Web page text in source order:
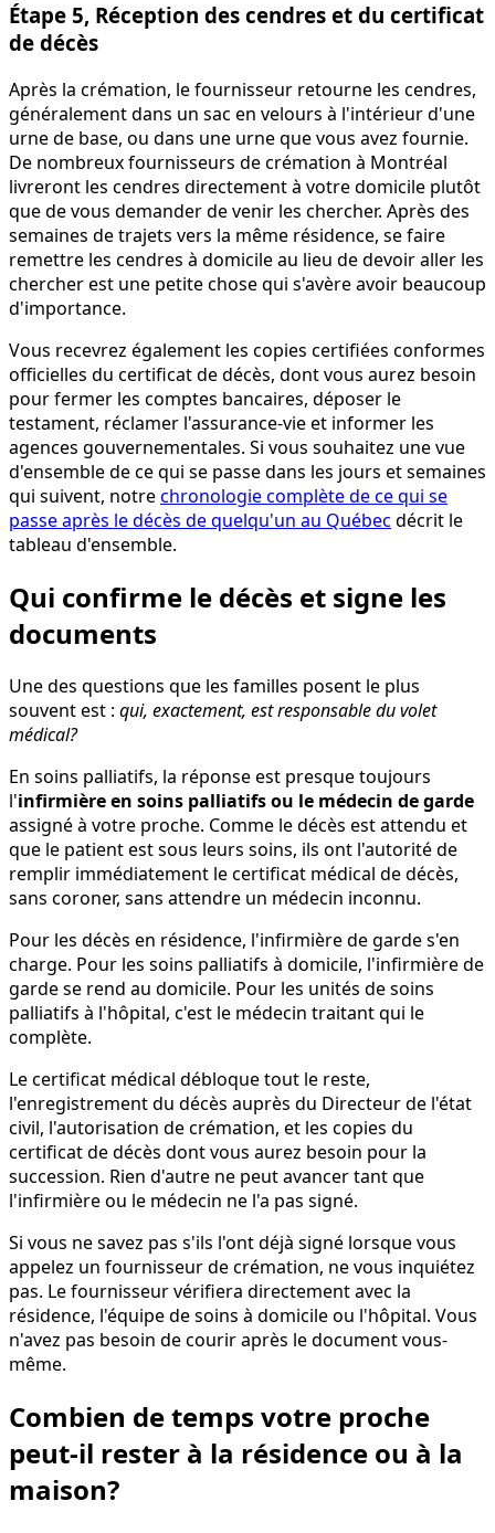
Étape 5, Réception des cendres et du certificat
de décès
Après la crémation, le fournisseur retourne les cendres,
généralement dans un sac en velours à l'intérieur d'une
urne de base, ou dans une urne que vous avez fournie.
De nombreux fournisseurs de crémation à Montréal
livreront les cendres directement à votre domicile plutôt
que de vous demander de venir les chercher. Après des
semaines de trajets vers la même résidence, se faire
remettre les cendres à domicile au lieu de devoir aller les
chercher est une petite chose qui s'avère avoir beaucoup
d'importance.
Vous recevrez également les copies certifiées conformes
officielles du certificat de décès, dont vous aurez besoin
pour fermer les comptes bancaires, déposer le
testament, réclamer l'assurance-vie et informer les
agences gouvernementales. Si vous souhaitez une vue
d'ensemble de ce qui se passe dans les jours et semaines
qui suivent, notrechronologie complète de ce qui se
passe après le décès de quelqu'un au Québec décrit le
tableau d'ensemble.
Qui confirme le décès et signe les
documents
Une des questions que les familles posent le plus
souvent est : qui, exactement, est responsable du volet
médical?
En soins palliatifs, la réponse est presque toujours
l'infirmière en soins palliatifs ou le médecin de garde
assigné à votre proche. Comme le décès est attendu et
que le patient est sous leurs soins, ils ont l'autorité de
remplir immédiatement le certificat médical de décès,
sans coroner, sans attendre un médecin inconnu.
Pour les décès en résidence, l'infirmière de garde s'en
charge. Pour les soins palliatifs à domicile, l'infirmière de
garde se rend au domicile. Pour les unités de soins
palliatifs à l'hôpital, c'est le médecin traitant qui le
complète.
Le certificat médical débloque tout le reste,
l'enregistrement du décès auprès du Directeur de l'état
civil, l'autorisation de crémation, et les copies du
certificat de décès dont vous aurez besoin pour la
succession. Rien d'autre ne peut avancer tant que
l'infirmière ou le médecin ne l'a pas signé.
Si vous ne savez pas s'ils l'ont déjà signé lorsque vous
appelez un fournisseur de crémation, ne vous inquiétez
pas. Le fournisseur vérifiera directement avec la
résidence, l'équipe de soins à domicile ou l'hôpital. Vous
n'avez pas besoin de courir après le document vous-
même.
Combien de temps votre proche
peut-il rester à la résidence ou à la
maison?